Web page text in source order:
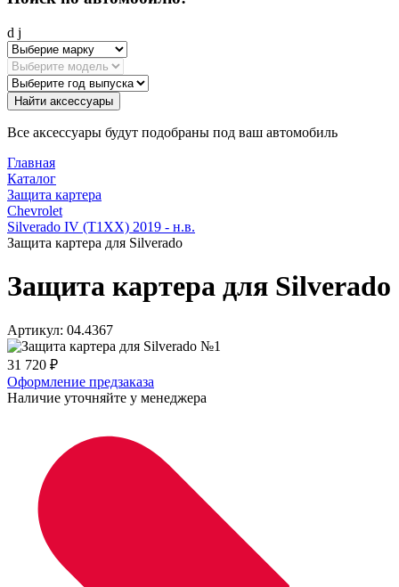
d j
Найти аксессуары
Все аксессуары будут подобраны под ваш автомобиль
Главная
Каталог
Защита картера
Chevrolet
Silverado IV (T1XX) 2019 - н.в.
Защита картера для Silverado
Защита картера для Silverado
Артикул: 04.4367
31 720 ₽
Оформление предзаказа
Наличие уточняйте у менеджера